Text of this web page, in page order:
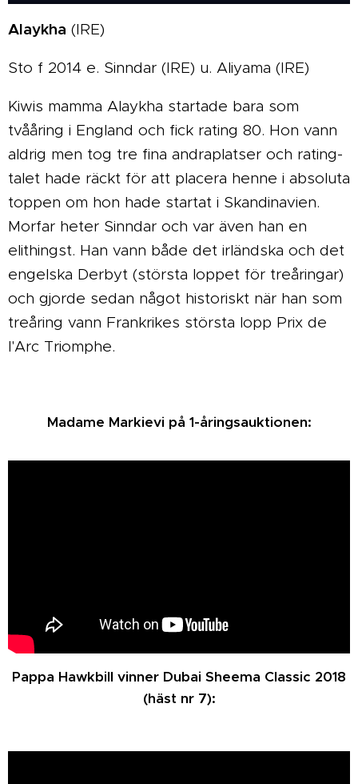
Alaykha (IRE)
Sto f 2014 e. Sinndar (IRE) u. Aliyama (IRE)
Kiwis mamma Alaykha startade bara som
tvååring i England och fick rating 80. Hon vann
aldrig men tog tre fina andraplatser och rating-
talet hade räckt för att placera henne i absoluta
toppen om hon hade startat i Skandinavien.
Morfar heter Sinndar och var även han en
elithingst. Han vann både det irländska och det
engelska Derbyt (största loppet för treåringar)
och gjorde sedan något historiskt när han som
treåring vann Frankrikes största lopp Prix de
l'Arc Triomphe.
Madame Markievi på 1-åringsauktionen:
Pappa Hawkbill vinner Dubai Sheema Classic 2018
(häst nr 7):